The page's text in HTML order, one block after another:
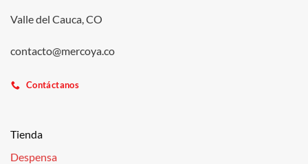
Valle del Cauca, CO
contacto@mercoya.co
Contáctanos
Tienda
Despensa